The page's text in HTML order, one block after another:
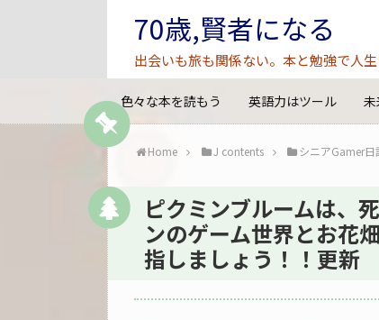
70歳,賢者になる
出会いも旅も関係ない。本と勉強で人
色々な本を読もう 英語力はツール
Home J contents シニアGamer日
ピクミンブルームは、
ンのゲーム世界とお花
指しましょう！！更新